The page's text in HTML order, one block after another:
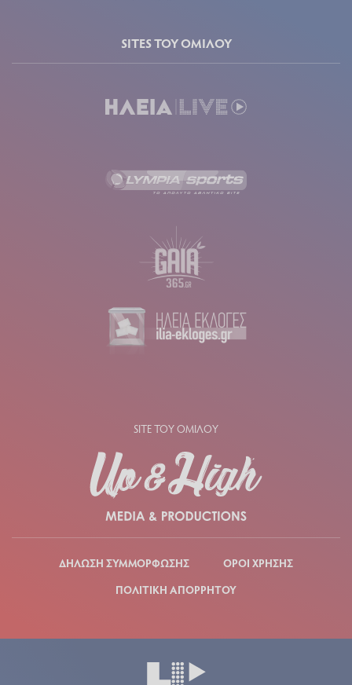
SITES ΤΟΥ ΟΜΙΛΟΥ
SITE ΤΟΥ ΟΜΙΛΟΥ
ΔΗΛΩΣΗ ΣΥΜΜΟΡΦΩΣΗΣ
ΟΡΟΙ ΧΡΗΣΗΣ
ΠΟΛΙΤΙΚΗ ΑΠΟΡΡΗΤΟΥ